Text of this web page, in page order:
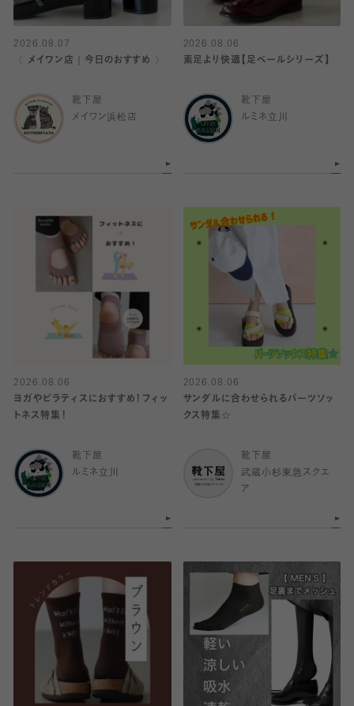
2026.08.07
〈 メイワン店｜今日のおすすめ 〉
靴下屋
メイワン浜松店
2026.08.06
素足より快適【足ベールシリーズ】
靴下屋
ルミネ立川
2026.08.06
ヨガやピラティスにおすすめ！フィッ
トネス特集！
靴下屋
ルミネ立川
2026.08.06
サンダルに合わせられるパーツソッ
クス特集☆
靴下屋
武蔵小杉東急スクエ
ア